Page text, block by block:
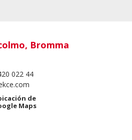
Bromma
022 44
de
Maps